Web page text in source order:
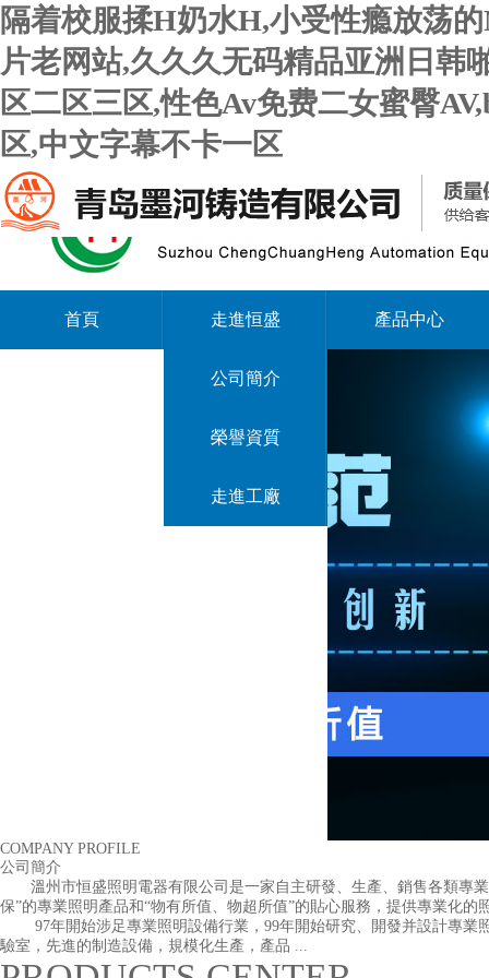
隔着校服揉H奶水H,小受性瘾放荡
片老网站,久久久无码精品亚洲日韩
区二区三区,性色Av免费二女蜜臀
区,中文字幕不卡一区
首頁 走進恒盛
公司簡介
榮譽資質
走進工廠
產品中心
COMPANY PROFILE
公司簡介
溫州市恒盛照明電器有限公司是一家自主研發、生產、銷售各類專業
保”的專業照明產品和“物有所值、物超所值”的貼心服務，提供專業化的
97年開始涉足專業照明設備行業，99年開始研究、開發并設計專業
驗室，先進的制造設備，規模化生產，產品 ...